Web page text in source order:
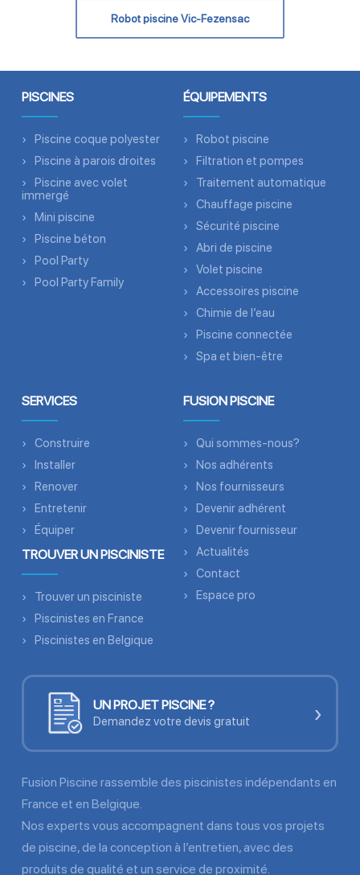
Robot piscine Vic-Fezensac
PISCINES
Piscine coque polyester
Piscine à parois droites
Piscine avec volet
immergé
Mini piscine
Piscine béton
Pool Party
Pool Party Family
ÉQUIPEMENTS
Robot piscine
Filtration et pompes
Traitement automatique
Chauffage piscine
Sécurité piscine
Abri de piscine
Volet piscine
Accessoires piscine
Chimie de l’eau
Piscine connectée
Spa et bien-être
SERVICES
Construire
Installer
Renover
Entretenir
Équiper
TROUVER UN PISCINISTE
Trouver un pisciniste
Piscinistes en France
Piscinistes en Belgique
FUSION PISCINE
Qui sommes-nous?
Nos adhérents
Nos fournisseurs
Devenir adhérent
Devenir fournisseur
Actualités
Contact
Espace pro
UN PROJET PISCINE ?
Demandez votre devis gratuit ›
Fusion Piscine rassemble des piscinistes indépendants en
France et en Belgique.
Nos experts vous accompagnent dans tous vos projets
de piscine, de la conception à l’entretien, avec des
produits de qualité et un service de proximité.